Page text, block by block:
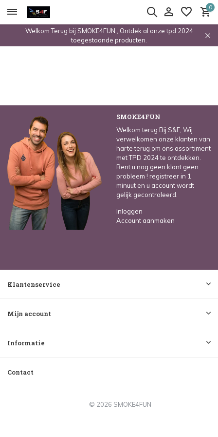
0
Welkom Terug bij SMOKE4FUN , Ontdek al onze tpd 2024
toegestaande producten.
SMOKE4FUN
Welkom terug Bij S&F, Wij
verwelkomen onze klanten van
harte terug om ons assortiment
met TPD 2024 te ontdekken.
Bent u nog geen klant geen
probleem ! registreer in 1
minuut en u account wordt
gelijk gecontroleerd.
Inloggen
Account aanmaken
Klantenservice
Mijn account
Informatie
Contact
© 2026 SMOKE4FUN